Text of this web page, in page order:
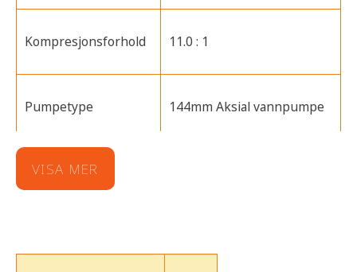
Kompresjonsforhold 11.0 : 1
Pumpetype 144mm Aksial vannpumpe
Drivstoff
VISA MER